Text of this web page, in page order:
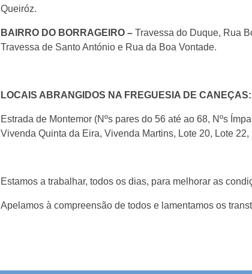
Queiróz.
BAIRRO DO BORRAGEIRO – Travessa do Duque, Rua
Travessa de Santo António e Rua da Boa Vontade.
LOCAIS ABRANGIDOS NA FREGUESIA DE CANEÇAS:
Estrada de Montemor (Nºs pares do 56 até ao 68, Nºs
Vivenda Quinta da Eira, Vivenda Martins, Lote 20, Lote
Estamos a trabalhar, todos os dias, para melhorar as
Apelamos à compreensão de todos e lamentamos os